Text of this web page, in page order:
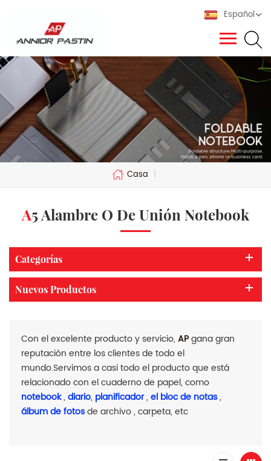
Español
Casa |
A5 Alambre O De Unión Notebook
Categorías
Nuevos Productos
Con el excelente producto y servicio, APgana gran
reputación entre los clientes de todo el
mundo.Servimos a casi todo el producto que está
relacionado con el cuaderno de papel, como
notebook, diario, planificador, el bloc de notas,
álbum de fotosde archivo , carpeta, etc